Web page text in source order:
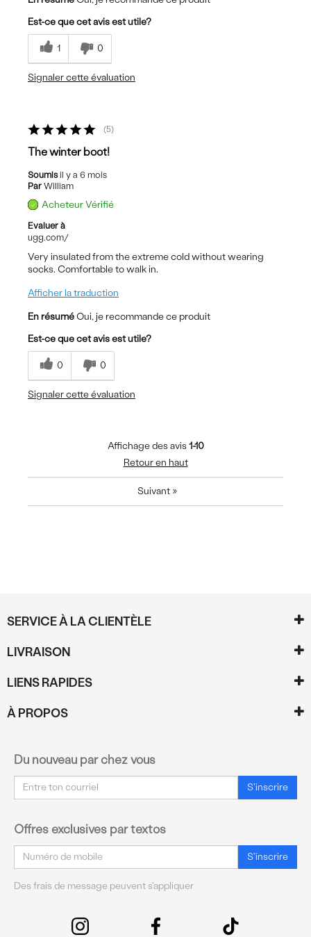
Est-ce que cet avis est utile?
1 0
Signaler cette évaluation
5
The winter boot!
Soumisil y a 6 mois
Par William
Acheteur Vérifié
Evaluer à
ugg.com/
Very insulated from the extreme cold without wearing
socks. Comfortable to walk in.
Afficher la traduction
En résumé Oui, je recommande ce produit
Est-ce que cet avis est utile?
0 0
Signaler cette évaluation
Affichage des avis1-10
Retour en haut
Suivant »
SERVICE À LA CLIENTÈLE
LIVRAISON
LIENS RAPIDES
À PROPOS
Du nouveau par chez vous
Courriel S'inscrire
Offres exclusives par textos
Courriel S'inscrire
Des frais de message peuvent s'appliquer